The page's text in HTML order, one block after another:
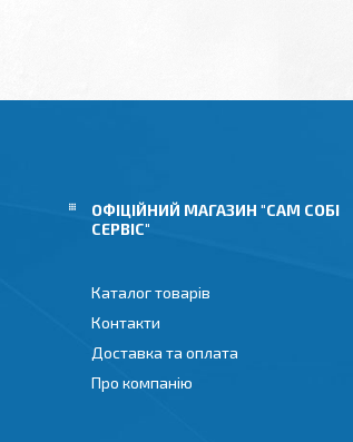
ОФІЦІЙНИЙ МАГАЗИН "САМ СОБІ
СЕРВІС"
Каталог товарів
Контакти
Доставка та оплата
Про компанію